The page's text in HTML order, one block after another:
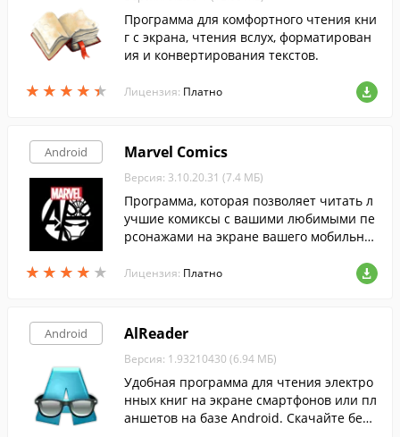
★ ★ ★ ★ ★
★ ★ ★ ★ ★
Программа для комфортного чтения кни
г с экрана, чтения вслух, форматирован
ия и конвертирования текстов.
Лицензия: Платно
Android
★ ★ ★ ★ ★
★ ★ ★ ★ ★
Marvel Comics
Версия: 3.10.20.31 (7.4 МБ)
Программа, которая позволяет читать л
учшие комиксы с вашими любимыми пе
рсонажами на экране вашего мобильног
Лицензия: Платно
Android AlReader
Версия: 1.93210430 (6.94 МБ)
Удобная программа для чтения электро
нных книг на экране смартфонов или пл
аншетов на базе Android. Скачайте бесп